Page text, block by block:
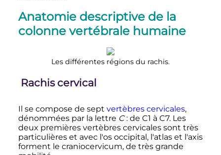
Anatomie descriptive de la
colonne vertébrale humaine
Les différentes régions du rachis.
Rachis cervical
Il se compose de sept vertèbres cervicales,
dénommées par la lettre C : de C1 à C7. Les
deux premières vertèbres cervicales sont très
particulières et avec l'os occipital, l'atlas et l'axis
forment le craniocervicum, de très grande